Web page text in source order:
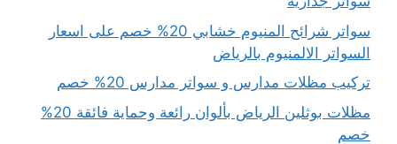
سواتر شرائح المنيوم خشابي 20% خصم على اسعار
السواتر الالمنيوم بالرياض
تركيب مظلات مدارس و سواتر مدارس 20% خصم
مظلات بوثلين الرياض بألوان رائعة وحماية فائقة 20%
خصم